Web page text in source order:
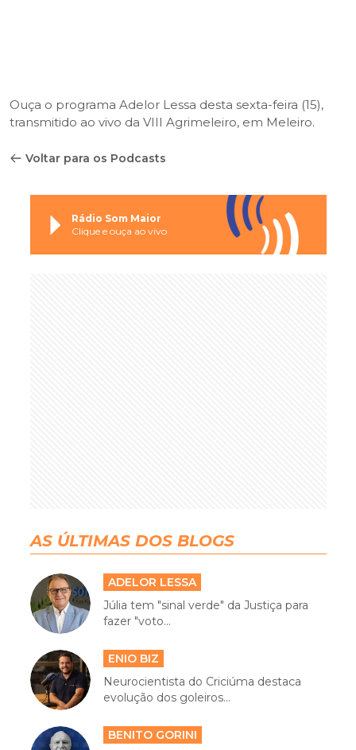
Ouça o programa Adelor Lessa desta sexta-feira (15),
transmitido ao vivo da VIII Agrimeleiro, em Meleiro.
Voltar para os Podcasts
Rádio Som Maior
Clique e ouça ao vivo
AS ÚLTIMAS DOS BLOGS
ADELOR LESSA
Júlia tem "sinal verde" da Justiça para
fazer "voto...
ENIO BIZ
Neurocientista do Criciúma destaca
evolução dos goleiros...
BENITO GORINI